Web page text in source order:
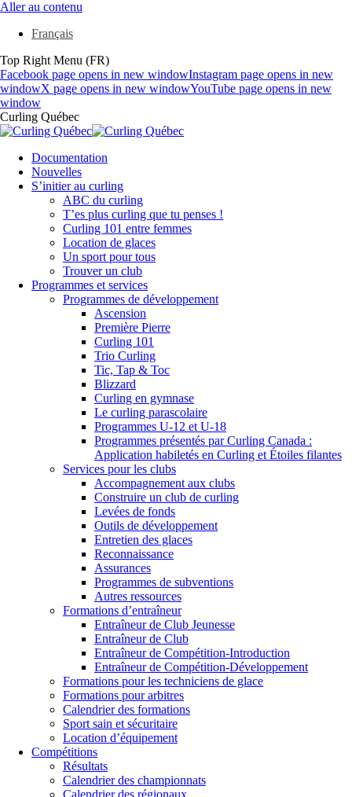
Aller au contenu
Français
Top Right Menu (FR)
Facebook page opens in new windowInstagram page opens in new
windowX page opens in new windowYouTube page opens in new
window
Curling Québec
Documentation
Nouvelles
S’initier au curling
ABC du curling
T’es plus curling que tu penses !
Curling 101 entre femmes
Location de glaces
Un sport pour tous
Trouver un club
Programmes et services
Programmes de développement
Ascension
Première Pierre
Curling 101
Trio Curling
Tic, Tap & Toc
Blizzard
Curling en gymnase
Le curling parascolaire
Programmes U-12 et U-18
Programmes présentés par Curling Canada :
Application habiletés en Curling et Étoiles filantes
Services pour les clubs
Accompagnement aux clubs
Construire un club de curling
Levées de fonds
Outils de développement
Entretien des glaces
Reconnaissance
Assurances
Programmes de subventions
Autres ressources
Formations d’entraîneur
Entraîneur de Club Jeunesse
Entraîneur de Club
Entraîneur de Compétition-Introduction
Entraîneur de Compétition-Développement
Formations pour les techniciens de glace
Formations pour arbitres
Calendrier des formations
Sport sain et sécuritaire
Location d’équipement
Compétitions
Résultats
Calendrier des championnats
Calendrier des régionaux